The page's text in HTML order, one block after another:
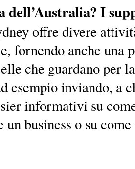
dell’Australia? I
offre divere
fornendo anche una
che guardano per
esempio inviando, a
informativi su
business o su